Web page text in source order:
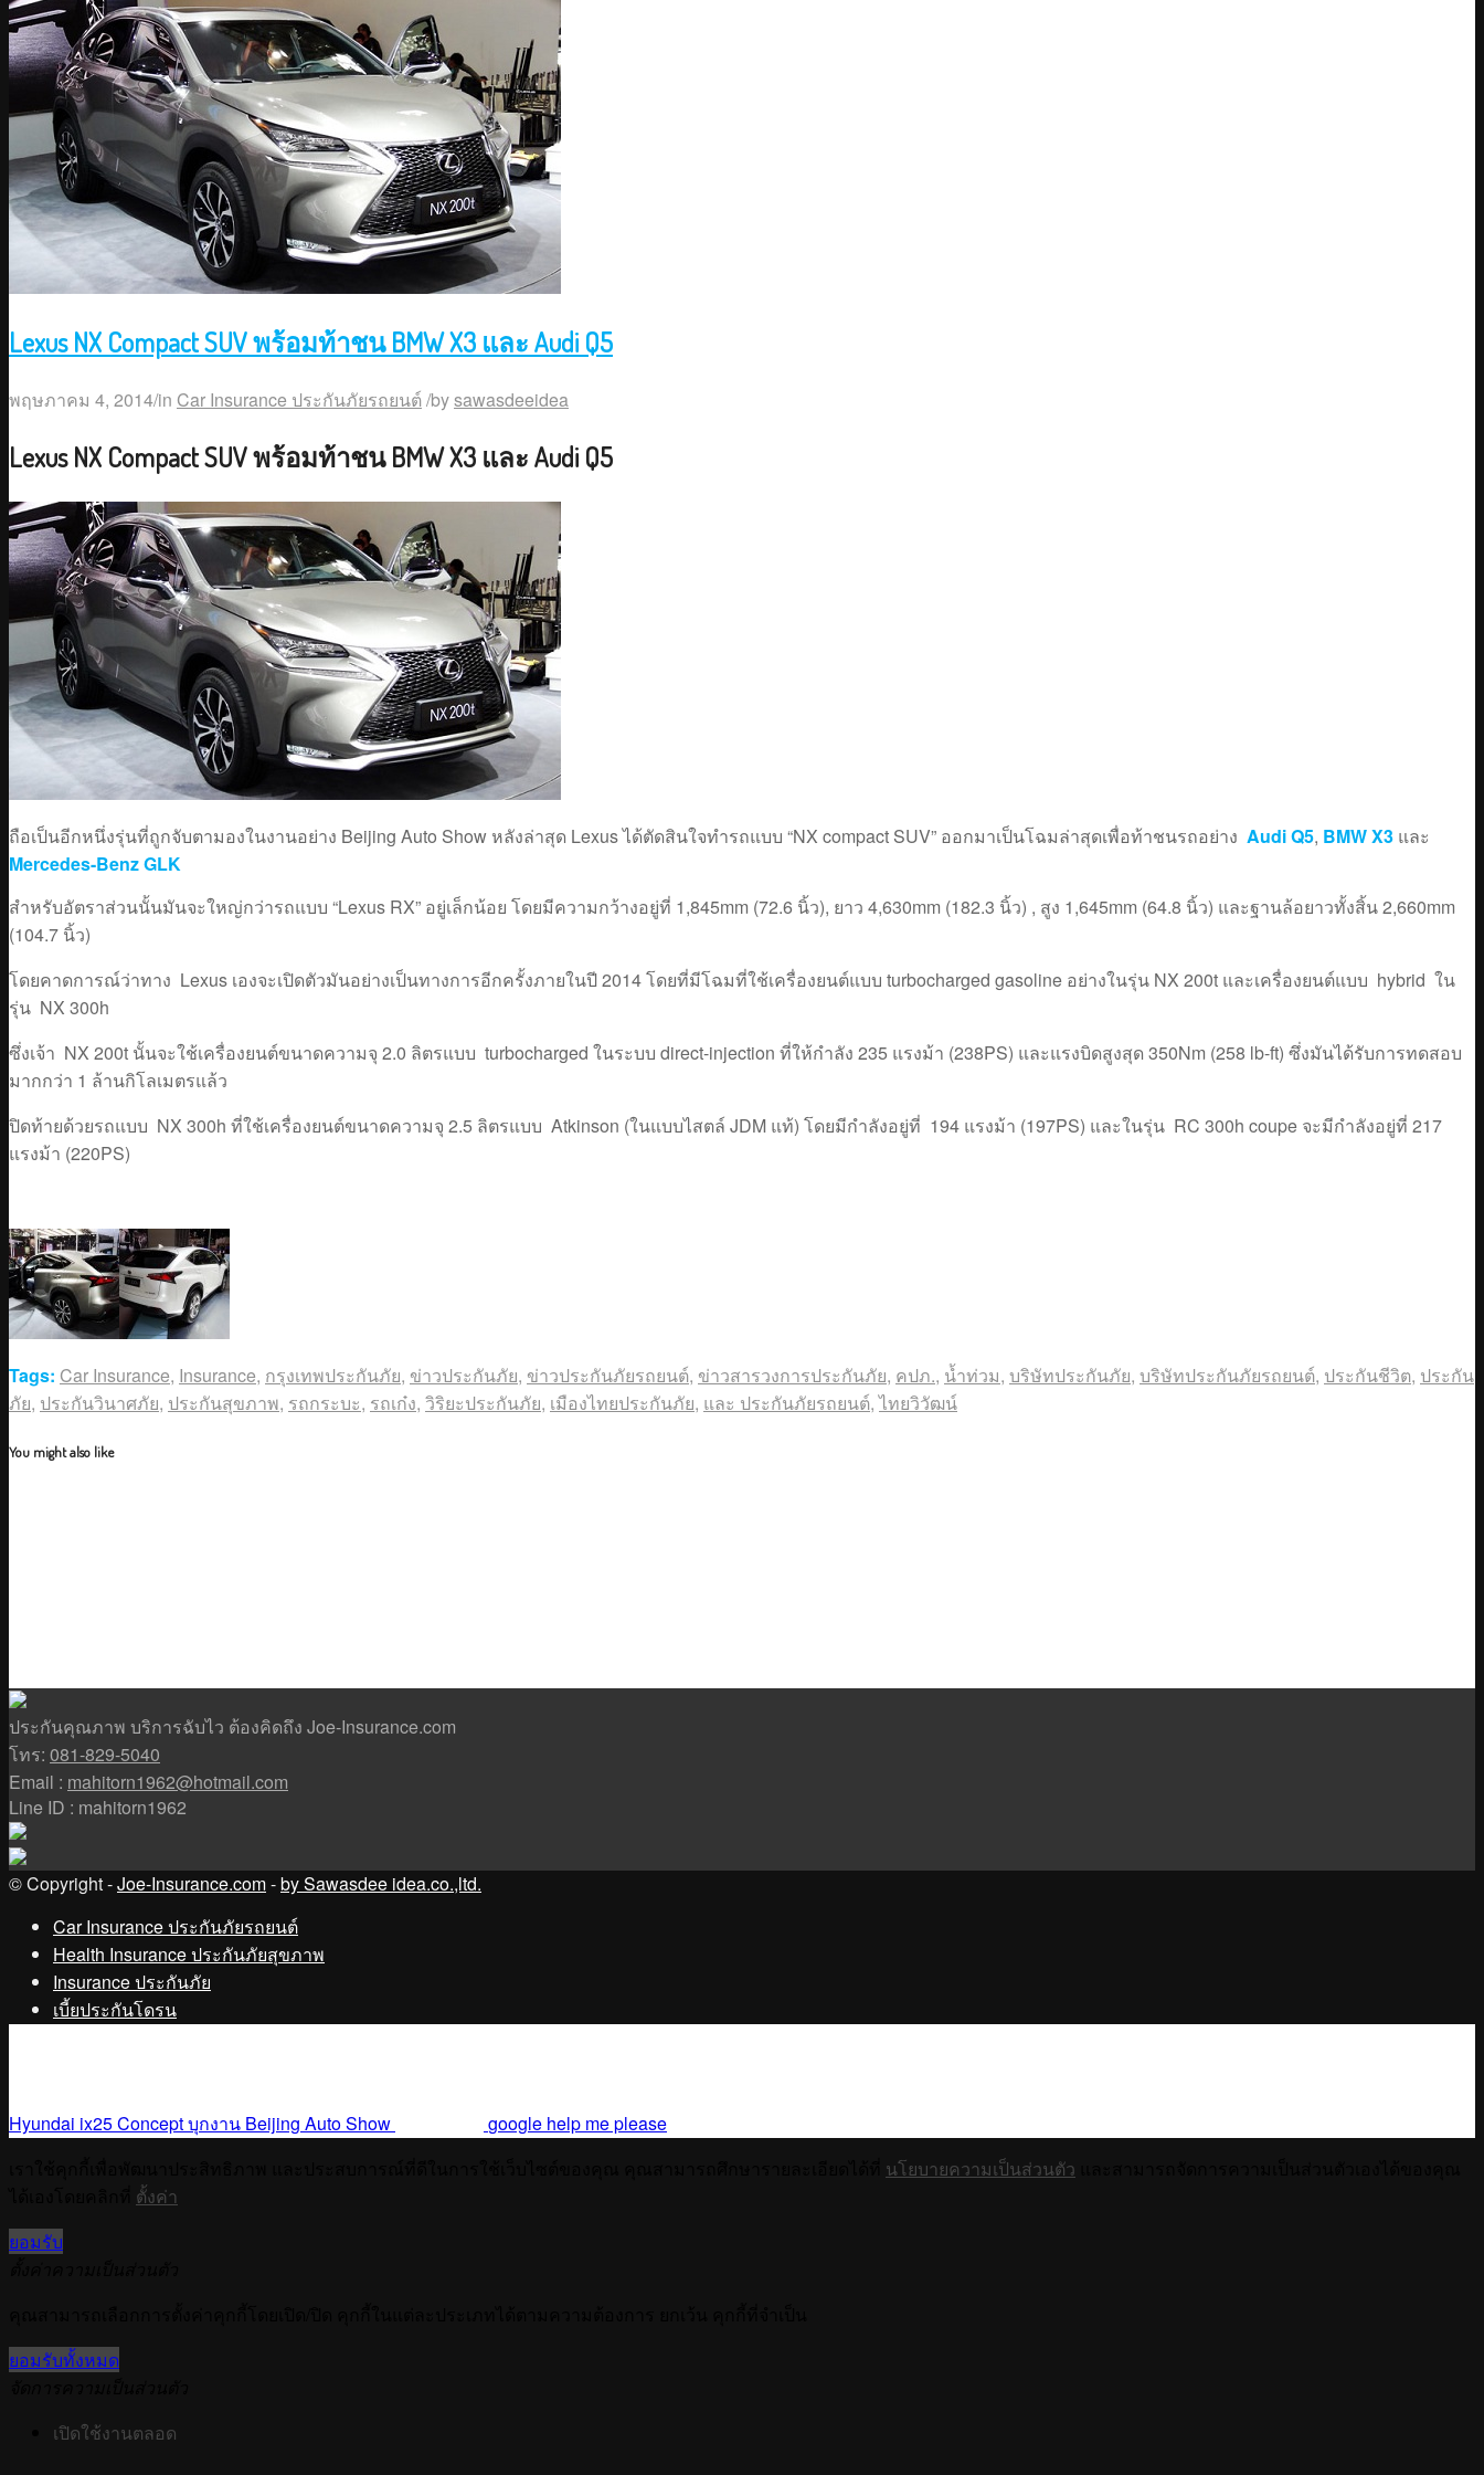
Lexus NX Compact SUV พร้อมท้าชน BMW X3 และ Audi Q5
พฤษภาคม 4, 2014/in Car Insurance ประกันภัยรถยนต์/bysawasdeeidea
Lexus NX Compact SUV พร้อมท้าชน BMW X3 และ Audi Q5
ถือเป็นอีกหนึ่งรุ่นที่ถูกจับตามองในงานอย่าง Beijing Auto Show หลังล่าสุด Lexus ได้ตัดสินใจทำรถแบบ “NX compact SUV” ออกมาเป็นโฉมล่าสุดเพื่อท้าชนรถอย่าง Audi Q5, BMW X3 และ
Mercedes-Benz GLK
สำหรับอัตราส่วนนั้นมันจะใหญ่กว่ารถแบบ “Lexus RX” อยู่เล็กน้อย โดยมีความกว้างอยู่ที่ 1,845mm (72.6 นิ้ว), ยาว 4,630mm (182.3 นิ้ว) , สูง 1,645mm (64.8 นิ้ว) และฐานล้อยาวทั้งสิ้น 2,660mm
(104.7 นิ้ว)
โดยคาดการณ์ว่าทาง Lexus เองจะเปิดตัวมันอย่างเป็นทางการอีกครั้งภายในปี 2014 โดยที่มีโฉมที่ใช้เครื่องยนต์แบบ turbocharged gasoline อย่างในรุ่น NX 200t และเครื่องยนต์แบบ hybrid ใน
รุ่น NX 300h
ซึ่งเจ้า NX 200t นั้นจะใช้เครื่องยนต์ขนาดความจุ 2.0 ลิตรแบบ turbocharged ในระบบ direct-injection ที่ให้กำลัง 235 แรงม้า (238PS) และแรงบิดสูงสุด 350Nm (258 lb-ft) ซึ่งมันได้รับการทดสอบ
มากกว่า 1 ล้านกิโลเมตรแล้ว
ปิดท้ายด้วยรถแบบ NX 300h ที่ใช้เครื่องยนต์ขนาดความจุ 2.5 ลิตรแบบ Atkinson (ในแบบไสตล์ JDM แท้) โดยมีกำลังอยู่ที่ 194 แรงม้า (197PS) และในรุ่น RC 300h coupe จะมีกำลังอยู่ที่ 217
แรงม้า (220PS)
Tags: Car Insurance, Insurance, กรุงเทพประกันภัย, ข่าวประกันภัย, ข่าวประกันภัยรถยนต์, ข่าวสารวงการประกันภัย, คปภ., น้ำท่วม, บริษัทประกันภัย, บริษัทประกันภัยรถยนต์, ประกันชีวิต, ประกัน
ภัย, ประกันวินาศภัย, ประกันสุขภาพ, รถกระบะ, รถเก๋ง, วิริยะประกันภัย, เมืองไทยประกันภัย, และ ประกันภัยรถยนต์,ไทยวิวัฒน์
You might also like
ประกันคุณภาพ บริการฉับไว ต้องคิดถึง Joe-Insurance.com
โทร: 081-829-5040
Email : mahitorn1962@hotmail.com
Line ID : mahitorn1962
© Copyright -Joe-Insurance.com-by Sawasdee idea.co.,ltd.
Car Insurance ประกันภัยรถยนต์
Health Insurance ประกันภัยสุขภาพ
Insurance ประกันภัย
เบี้ยประกันโดรน
Hyundai ix25 Concept บุกงาน Beijing Auto Show
google help me please
นโยบายความเป็นส่วนตัว
ตั้งค่า
ยอมรับ
ยอมรับทั้งหมด
เปิดใช้งานตลอด